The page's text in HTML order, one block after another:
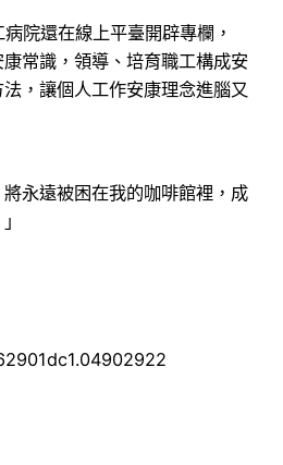
院還在線上平臺開辟專欄，
常識，領導、培育職工構成安
，讓個人工作安康理念進腦又
將永遠被困在我的咖啡館裡，成